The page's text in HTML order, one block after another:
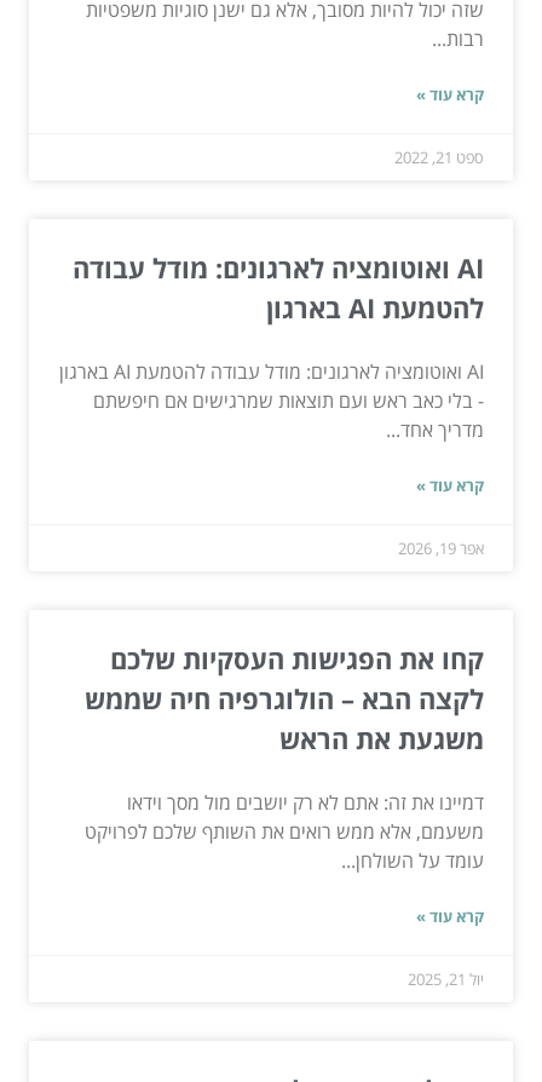
שזה יכול להיות מסובך, אלא גם ישנן סוגיות משפטיות
רבות...
קרא עוד »
ספט 21, 2022
AI ואוטומציה לארגונים: מודל עבודה
להטמעת AI בארגון
AI ואוטומציה לארגונים: מודל עבודה להטמעת AI בארגון
- בלי כאב ראש ועם תוצאות שמרגישים אם חיפשתם
מדריך אחד...
קרא עוד »
אפר 19, 2026
קחו את הפגישות העסקיות שלכם
לקצה הבא – הולוגרפיה חיה שממש
משגעת את הראש
דמיינו את זה: אתם לא רק יושבים מול מסך וידאו
משעמם, אלא ממש רואים את השותף שלכם לפרויקט
עומד על השולחן...
קרא עוד »
יול 21, 2025